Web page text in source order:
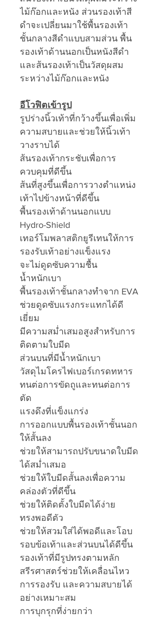
ไม้ก๊อกและหนัง ส่วนรองเท้าสี
ดำจะเปลี่ยนมาใช้พื้นรองเท้า
ชั้นกลางสีดำแบบสามส่วน พื้น
รองเท้าด้านนอกเป็นหนังสีดำ
และส้นรองเท้าเป็นวัสดุผสม
ระหว่างไม้ก๊อกและหนัง
อีโวฟิตเข้ารูป
รูปร่างนิ้วเท้าที่กว้างขึ้นเพื่อเพิ่ม
ความสบายและช่วยให้นิ้วเท้า
วางราบได้
ส้นรองเท้ากระชับเพื่อการ
ควบคุมที่ดีขึ้น
ส้นที่สูงขึ้นเพื่อการวางตำแหน่ง
เท้าไปข้างหน้าที่ดีขึ้น
พื้นรองเท้าด้านนอกแบบ
Hydro-Shield
เทอร์โมพลาสติกยูรีเทนให้การ
รองรับเท้าอย่างแข็งแรง
จะไม่ดูดซับความชื้น
น้ำหนักเบา
พื้นรองเท้าชั้นกลางทำจาก EVA
ช่วยดูดซับแรงกระแทกได้ดี
เยี่ยม
มีความสม่ำเสมอสูงสำหรับการ
ติดตามใบมีด
ส่วนบนที่มีน้ำหนักเบา
วัสดุไมโครไฟเบอร์เกรดทหาร
ทนต่อการขัดถูและทนต่อการ
ตัด
แรงดึงที่แข็งแกร่ง
การออกแบบพื้นรองเท้าชั้นนอก
ให้สั้นลง
ช่วยให้สามารถปรับขนาดใบมีด
ได้สม่ำเสมอ
ช่วยให้ใบมีดสั้นลงเพื่อความ
คล่องตัวที่ดีขึ้น
ช่วยให้ติดตั้งใบมีดได้ง่าย
ทรงพอดีตัว
ช่วยให้สวมใส่ได้พอดีและโอบ
รอบข้อเท้าและส่วนบนได้ดีขึ้น
รองเท้าที่มีรูปทรงตามหลัก
สรีรศาสตร์ช่วยให้เคลื่อนไหว
การรองรับ และความสบายได้
อย่างเหมาะสม
การบุกรุกที่ง่ายกว่า